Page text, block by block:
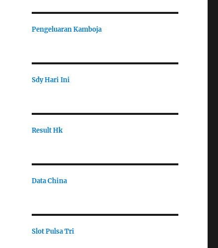
Pengeluaran Kamboja
Sdy Hari Ini
Result Hk
Data China
Slot Pulsa Tri